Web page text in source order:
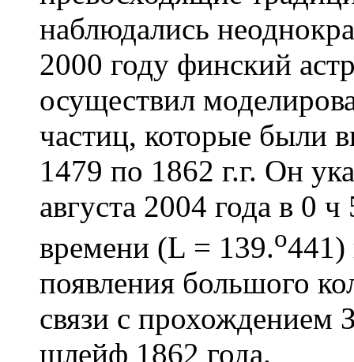
наблюдались
2000 году финский
осуществил
частиц, которые были
1479 по 1862 г.г. Он
августа 2004 года в 0
времени (L = 139.o441)
появления большого
связи с прохождением
шлейф 1862 года.